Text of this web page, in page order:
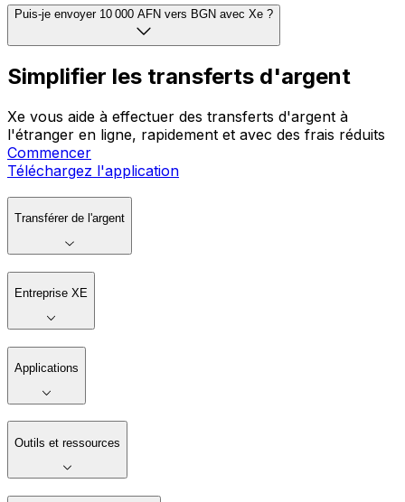
Puis-je envoyer 10 000 AFN vers BGN avec Xe ?
Simplifier les transferts d'argent
Xe vous aide à effectuer des transferts d'argent à
l'étranger en ligne, rapidement et avec des frais réduits
Commencer
Téléchargez l'application
Transférer de l'argent
Entreprise XE
Applications
Outils et ressources